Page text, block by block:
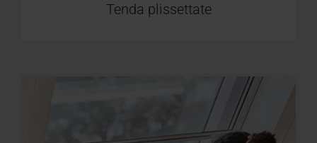
Tenda plissettate